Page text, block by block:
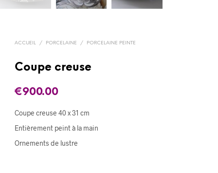
ACCUEIL / PORCELAINE / PORCELAINE PEINTE
Coupe creuse
€900.00
Coupe creuse 40 x 31 cm
Entièrement peint à la main
Ornements de lustre